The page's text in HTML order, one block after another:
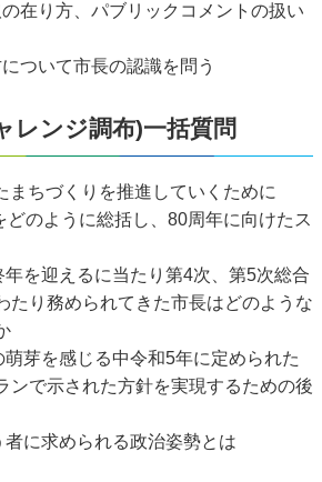
在り方、パブリックコメントの扱い
ついて市長の認識を問う
レンジ調布)一括質問
まちづくりを推進していくために
どのように総括し、80周年に向けたス
を迎えるに当たり第4次、第5次総合
たり務められてきた市長はどのような
芽を感じる中令和5年に定められた
ンで示された方針を実現するための後
に求められる政治姿勢とは